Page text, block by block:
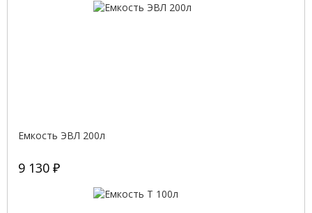
Емкость ЭВЛ 200л
9 130 ₽